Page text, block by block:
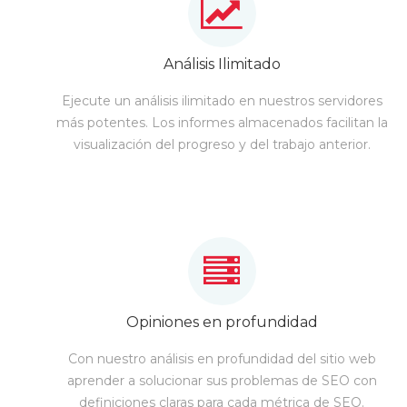
Análisis Ilimitado
Ejecute un análisis ilimitado en nuestros servidores
más potentes. Los informes almacenados facilitan la
visualización del progreso y del trabajo anterior.
Opiniones en profundidad
Con nuestro análisis en profundidad del sitio web
aprender a solucionar sus problemas de SEO con
definiciones claras para cada métrica de SEO.